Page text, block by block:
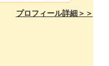
プロフィール詳細＞＞